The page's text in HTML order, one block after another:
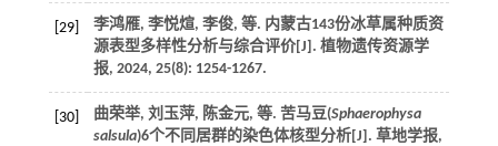
[29] 李鸿雁, 李悦煊, 李俊, 等. 内蒙古143份冰草属种质资
源表型多样性分析与综合评价[J]. 植物遗传资源学
报, 2024, 25(8): 1254-1267.
[30] 曲荣举, 刘玉萍, 陈金元, 等. 苦马豆(Sphaerophysa
salsula)6个不同居群的染色体核型分析[J]. 草地学报,